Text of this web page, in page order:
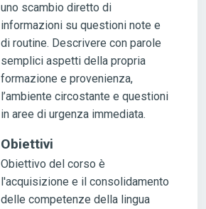
uno scambio diretto di
informazioni su questioni note e
di routine. Descrivere con parole
semplici aspetti della propria
formazione e provenienza,
l’ambiente circostante e questioni
in aree di urgenza immediata.
Obiettivi
Obiettivo del corso è
l'acquisizione e il consolidamento
delle competenze della lingua